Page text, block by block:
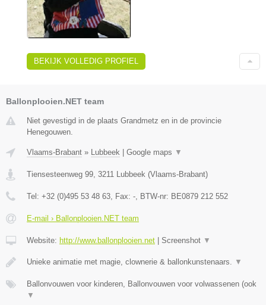
BEKIJK VOLLEDIG PROFIEL
Ballonplooien.NET team
Niet gevestigd in de plaats Grandmetz en in de provincie
Henegouwen.
Vlaams-Brabant » Lubbeek Google maps ▼
Tiensesteenweg 99, 3211 Lubbeek (Vlaams-Brabant)
Tel: +32 (0)495 53 48 63, Fax: -, BTW-nr: BE0879 212 552
E-mail › Ballonplooien.NET team
Website: http://www.ballonplooien.net Screenshot ▼
Unieke animatie met magie, clownerie & ballonkunstenaars. ▼
Ballonvouwen voor kinderen, Ballonvouwen voor volwassenen (ook
▼